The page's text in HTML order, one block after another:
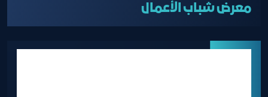
معرض شباب الأعمال